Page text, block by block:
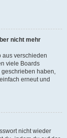
nicht mehr
aus verschieden
viele Boards
haben,
erneut und
nicht wieder